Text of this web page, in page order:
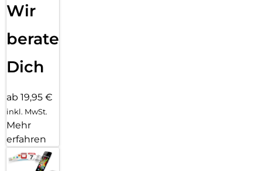
Wir
beraten
Dich
ab 19,95 €
inkl. MwSt.
Mehr
erfahren